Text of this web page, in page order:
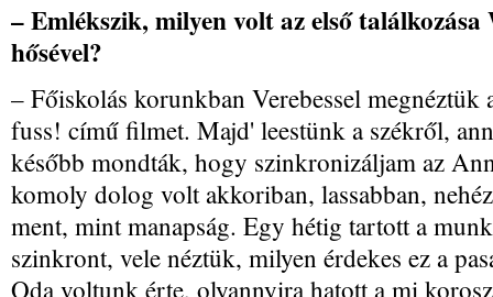
– Emlékszik, milyen volt az első
hősével?
– Főiskolás korunkban Verebessel megnéztük
fuss! című filmet. Majd' leestünk a székről,
később mondták, hogy szinkronizáljam az
komoly dolog volt akkoriban, lassabban,
ment, mint manapság. Egy hétig tartott a
szinkront, vele néztük, milyen érdekes ez a
Oda voltunk érte, olyannyira hatott a mi